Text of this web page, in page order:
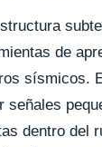
de
sísmicos.
señales
dentro del